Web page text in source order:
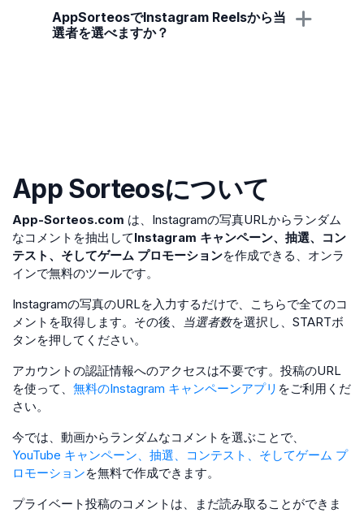
AppSorteosでInstagram Reelsから当
選者を選べますか？
App Sorteosについて
App-Sorteos.com は、Instagramの写真URLからランダム
なコメントを抽出してInstagram キャンペーン、抽選、コン
テスト、そしてゲーム プロモーションを作成できる、オンラ
インで無料のツールです。
Instagramの写真のURLを入力するだけで、こちらで全てのコ
メントを取得します。その後、
当選者数を選択し、STARTボ
タンを押してください。
アカウントの認証情報へのアクセスは不要です。投稿のURL
を使って、 無料のInstagram キャンペーンアプリ をご利用くだ
さい。
今では、動画からランダムなコメントを選ぶことで、
YouTube キャンペーン、抽選、コンテスト、そしてゲーム プ
ロモーションを無料で作成できます。
プライベート投稿のコメントは、まだ読み取ることができま